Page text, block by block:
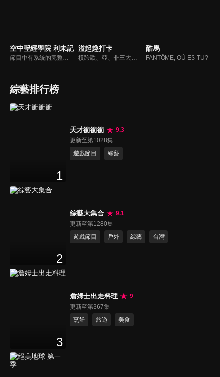
空中聖經學院 利未記 溢起趣打卡 酷馬
FANTȎME, OÙ ES-TU?
綜藝排行榜
1
天才衝衝衝
9.3
更新至第1028集
遊戲節目
綜藝
2
綜藝大集合
9.1
更新至第1280集
遊戲節目
戶外 綜藝 台灣
3
詹姆士出走料理
9
更新至第367集
烹飪
旅遊 美食